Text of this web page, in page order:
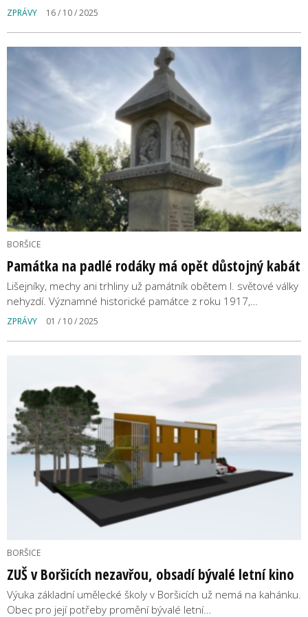
ZPRÁVY 16 / 10 / 2025
BORŠICE
Památka na padlé rodáky má opět důstojný kabát
Lišejníky, mechy ani trhliny už památník obětem I. světové války
nehyzdí. Významné historické památce z roku 1917,…
ZPRÁVY 01 / 10 / 2025
BORŠICE
ZUŠ v Boršicích nezavřou, obsadí bývalé letní kino
Výuka základní umělecké školy v Boršicích už nemá na kahánku.
Obec pro její potřeby promění bývalé letní…